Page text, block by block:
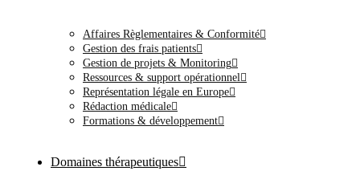
Affaires Règlementaires & Conformité
Gestion des frais patients
Gestion de projets & Monitoring
Ressources & support opérationnel
Représentation légale en Europe
Rédaction médicale
Formations & développement
Domaines thérapeutiques